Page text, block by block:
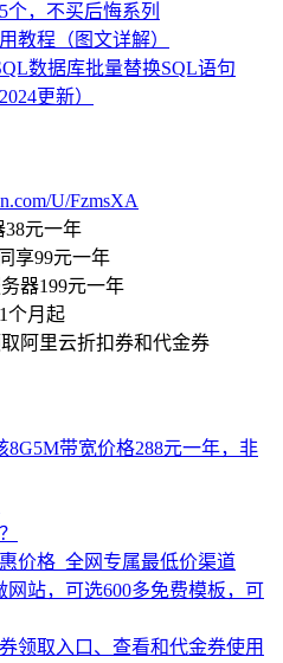
个，不买后悔系列
教程（图文详解）
数据库批量替换SQL语句
更新）
U/FzmsXA
38元一年
享99元一年
器199元一年
个月起
阿里云折扣券和代金券
带宽价格288元一年，非
价格_全网专属最低价渠道
网站，可选600多免费模板，可
领取入口、查看和代金券使用